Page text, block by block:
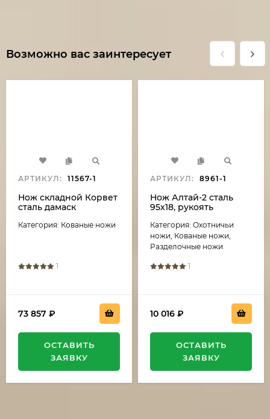
Возможно вас заинтересует
АРТИКУЛ: 11567-1
Нож складной Корвет
сталь дамаск
накладки карбон
Категория: Кованые ножи
1
73 857 ₽
ОСТАВИТЬ
ЗАЯВКУ
АРТИКУЛ: 8961-1
Нож Алтай-2 сталь
95х18, рукоять
акрил черный
Категория: Охотничьи
ножи, Кованые ножи,
Разделочные ножи
1
10 016 ₽
ОСТАВИТЬ
ЗАЯВКУ